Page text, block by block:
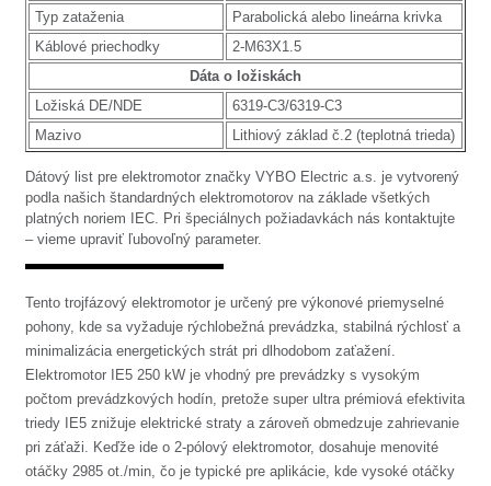
Typ zataženia
Parabolická alebo lineárna krivka
Káblové priechodky
2-M63X1.5
Dáta o ložiskách
Ložiská DE/NDE
6319-C3/6319-C3
Mazivo
Lithiový základ č.2 (teplotná trieda)
Dátový list pre elektromotor značky VYBO Electric a.s. je vytvorený
podla našich štandardných elektromotorov na základe všetkých
platných noriem IEC. Pri špeciálnych požiadavkách nás kontaktujte
– vieme upraviť ľubovoľný parameter.
Tento trojfázový elektromotor je určený pre výkonové priemyselné
pohony, kde sa vyžaduje rýchlobežná prevádzka, stabilná rýchlosť a
minimalizácia energetických strát pri dlhodobom zaťažení.
Elektromotor IE5 250 kW je vhodný pre prevádzky s vysokým
počtom prevádzkových hodín, pretože super ultra prémiová efektivita
triedy IE5 znižuje elektrické straty a zároveň obmedzuje zahrievanie
pri záťaži. Keďže ide o 2-pólový elektromotor, dosahuje menovité
otáčky 2985 ot./min, čo je typické pre aplikácie, kde vysoké otáčky